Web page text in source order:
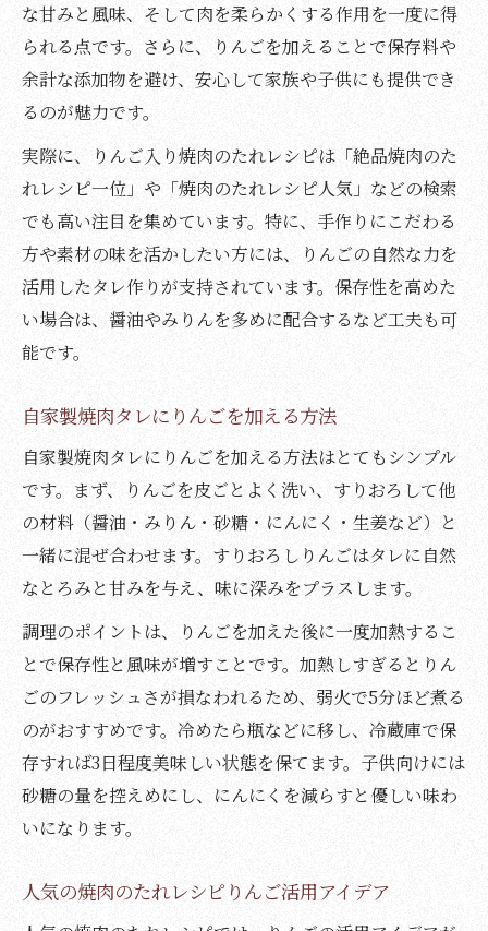
な甘みと風味、そして肉を柔らかくする作用を一度に得
られる点です。さらに、りんごを加えることで保存料や
余計な添加物を避け、安心して家族や子供にも提供でき
るのが魅力です。
実際に、りんご入り焼肉のたれレシピは「絶品焼肉のた
れレシピ一位」や「焼肉のたれレシピ人気」などの検索
でも高い注目を集めています。特に、手作りにこだわる
方や素材の味を活かしたい方には、りんごの自然な力を
活用したタレ作りが支持されています。保存性を高めた
い場合は、醤油やみりんを多めに配合するなど工夫も可
能です。
自家製焼肉タレにりんごを加える方法
自家製焼肉タレにりんごを加える方法はとてもシンプル
です。まず、りんごを皮ごとよく洗い、すりおろして他
の材料（醤油・みりん・砂糖・にんにく・生姜など）と
一緒に混ぜ合わせます。すりおろしりんごはタレに自然
なとろみと甘みを与え、味に深みをプラスします。
調理のポイントは、りんごを加えた後に一度加熱するこ
とで保存性と風味が増すことです。加熱しすぎるとりん
ごのフレッシュさが損なわれるため、弱火で5分ほど煮る
のがおすすめです。冷めたら瓶などに移し、冷蔵庫で保
存すれば3日程度美味しい状態を保てます。子供向けには
砂糖の量を控えめにし、にんにくを減らすと優しい味わ
いになります。
人気の焼肉のたれレシピりんご活用アイデア